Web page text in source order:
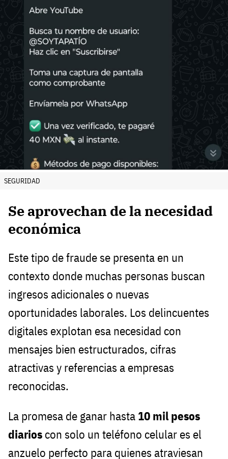
SEGURIDAD
Se aprovechan de la necesidad
económica
Este tipo de fraude se presenta en un
contexto donde muchas personas buscan
ingresos adicionales o nuevas
oportunidades laborales. Los delincuentes
digitales explotan esa necesidad con
mensajes bien estructurados, cifras
atractivas y referencias a empresas
reconocidas.
La promesa de ganar hasta 10 mil pesos
diarios con solo un teléfono celular es el
anzuelo perfecto para quienes atraviesan